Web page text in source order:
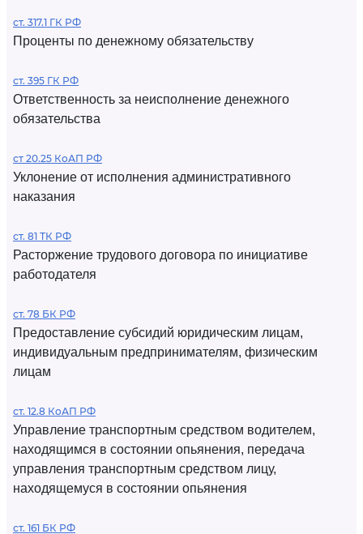
ст. 317.1 ГК РФ
Проценты по денежному обязательству
ст. 395 ГК РФ
Ответственность за неисполнение денежного
обязательства
ст 20.25 КоАП РФ
Уклонение от исполнения административного
наказания
ст. 81 ТК РФ
Расторжение трудового договора по инициативе
работодателя
ст. 78 БК РФ
Предоставление субсидий юридическим лицам,
индивидуальным предпринимателям, физическим
лицам
ст. 12.8 КоАП РФ
Управление транспортным средством водителем,
находящимся в состоянии опьянения, передача
управления транспортным средством лицу,
находящемуся в состоянии опьянения
ст. 161 БК РФ